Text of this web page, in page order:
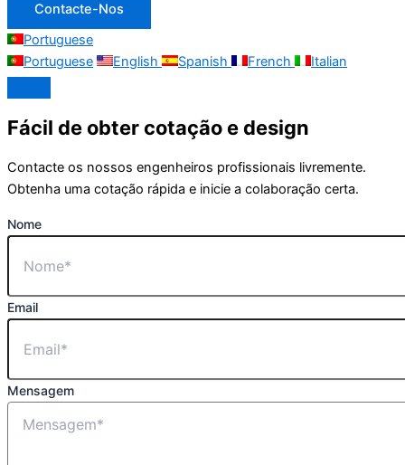
Contacte-Nos
Portuguese
Portuguese
English Spanish French Italian
Fácil de obter cotação e design
Contacte os nossos engenheiros profissionais livremente.
Obtenha uma cotação rápida e inicie a colaboração certa.
Nome
Email
Mensagem